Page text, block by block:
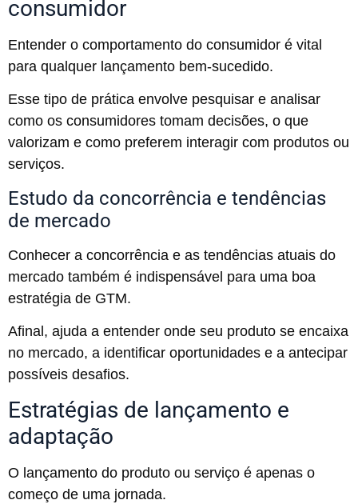
consumidor
Entender o comportamento do consumidor é vital
para qualquer lançamento bem-sucedido.
Esse tipo de prática envolve pesquisar e analisar
como os consumidores tomam decisões, o que
valorizam e como preferem interagir com produtos ou
serviços.
Estudo da concorrência e tendências
de mercado
Conhecer a concorrência e as tendências atuais do
mercado também é indispensável para uma boa
estratégia de GTM.
Afinal, ajuda a entender onde seu produto se encaixa
no mercado, a identificar oportunidades e a antecipar
possíveis desafios.
Estratégias de lançamento e
adaptação
O lançamento do produto ou serviço é apenas o
começo de uma jornada.